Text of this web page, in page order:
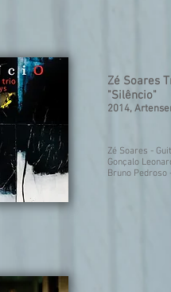
Zé Soares
"Silêncio"
2014,
Zé Soares -
Gonçalo
Bruno Pedroso